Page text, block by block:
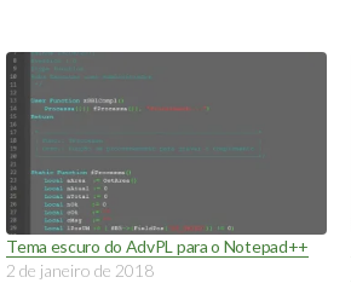
Tema escuro do AdvPL para o Notepad++
2 de janeiro de 2018